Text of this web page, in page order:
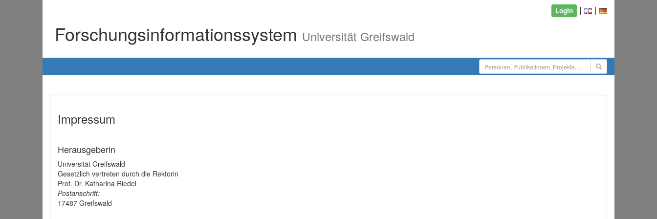
Login | |
Forschungsinformationssystem Universität Greifswald
Impressum
Herausgeberin
Universität Greifswald
Gesetzlich vertreten durch die Rektorin
Prof. Dr. Katharina Riedel
Postanschrift:
17487 Greifswald